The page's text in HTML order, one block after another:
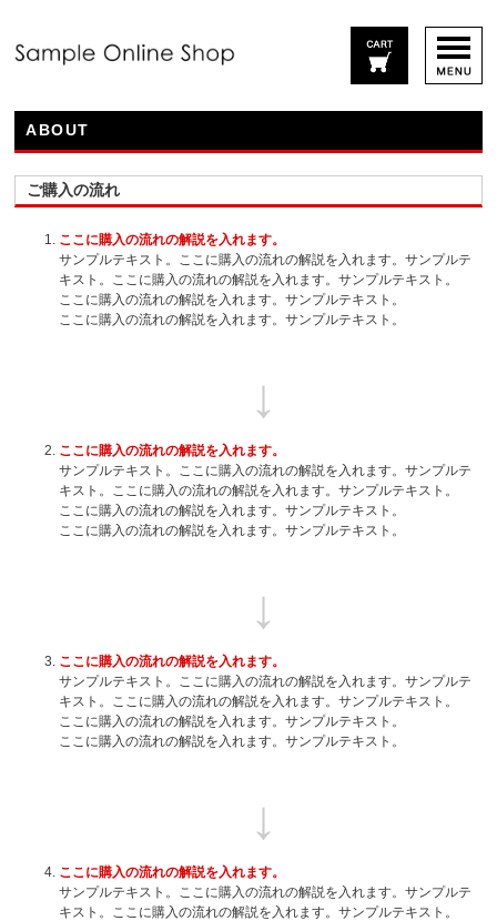
ABOUT
ご購入の流れ
ここに購入の流れの解説を入れます。
サンプルテキスト。ここに購入の流れの解説を入れます。サンプルテ
キスト。ここに購入の流れの解説を入れます。サンプルテキスト。
ここに購入の流れの解説を入れます。サンプルテキスト。
ここに購入の流れの解説を入れます。サンプルテキスト。
ここに購入の流れの解説を入れます。
サンプルテキスト。ここに購入の流れの解説を入れます。サンプルテ
キスト。ここに購入の流れの解説を入れます。サンプルテキスト。
ここに購入の流れの解説を入れます。サンプルテキスト。
ここに購入の流れの解説を入れます。サンプルテキスト。
ここに購入の流れの解説を入れます。
サンプルテキスト。ここに購入の流れの解説を入れます。サンプルテ
キスト。ここに購入の流れの解説を入れます。サンプルテキスト。
ここに購入の流れの解説を入れます。サンプルテキスト。
ここに購入の流れの解説を入れます。サンプルテキスト。
ここに購入の流れの解説を入れます。
サンプルテキスト。ここに購入の流れの解説を入れます。サンプルテ
キスト。ここに購入の流れの解説を入れます。サンプルテキスト。